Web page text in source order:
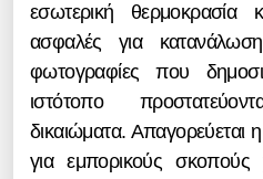
εσωτερική θερμοκρασία
ασφαλές για
φωτογραφίες που
ιστότοπο
δικαιώματα. Απαγορεύεται
για εμπορικούς